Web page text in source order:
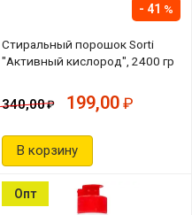
Стиральный порошок Sorti
"Активный кислород", 2400 гр
41
340,00 199,00
В корзину
Опт